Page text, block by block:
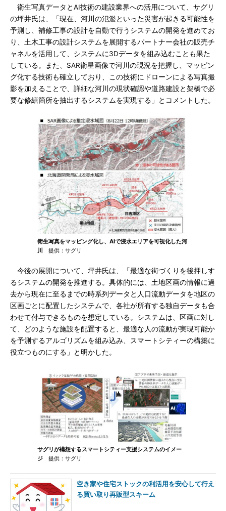
衛生写真データとAI技術の建設業界への活用について、サグリ
の坪井氏は、「現在、河川の氾濫といった災害が起きる可能性を
予測し、補修工事の設計を自動で行うシステムの開発を進めてお
り、土木工事の設計システムを展開するパートナー会社の販売チ
ャネルを活用して、システムに3Dデータを組み込むことも果た
している。また、SAR衛星画像で河川の現況を把握し、マッピン
グ化する技術も確立しており、この技術にドローンによる写真撮
影を加えることで、詳細な河川の現状確認や道路建設と架橋で必
要な修繕箇所を抽出するシステムを実現する」とコメントした。
衛生写真をマッピング化し、AIで浸水エリアを可視化した河
川
提供：サグリ
今後の展開について、坪井氏は、「最適な街づくりを後押しす
るシステムの開発を推進する。具体的には、土地区画の情報に過
去から現在に至るまでの時系列データと人口流動データを地区の
区画ごとに配置したシステムで、各社が所有する独自データも合
わせて付与できるものを想定している。システムは、区画に対し
て、どのような施設を配置すると、最適な人の流動が実現可能か
を予測するアルゴリズムを組み込み、スマートシティーの構築に
役立つものにする」と明かした。
サグリが構想するスマートシティー支援システムのイメー
ジ 提供：サグリ
空き家や住宅ストックの利活用を安心して行え
る買い取り再販型スキーム